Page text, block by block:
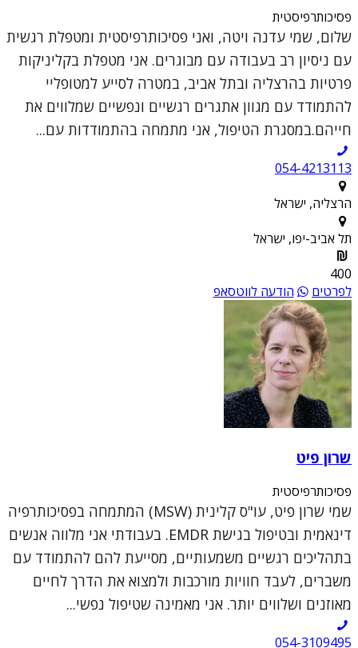
פסיכותרפיסטית
שלום, שמי עדנה ויטה, ואני פסיכותרפיסטית ומטפלת רגשית
עם ניסיון רב בעבודה עם מבוגרים. אני מטפלת בקליניקות
פרטיות בהרצליה ובתל אביב, במטרה לסייע למטופליי
להתמודד עם מגוון אתגרים רגשיים ונפשיים שמלווים את
חייהם.במסגרת הטיפול, אני מתמחה בהתמודדות עם...
054-4213113
הרצליה, ישראל
תל אביב-יפו, ישראל
400
לפרטים
הודעה לווטסאפ
שרון פיט
פסיכותרפיסטית
שמי שרון פיט, עו"ס קלינית (MSW) המתמחה בפסיכותרפיה
דינאמית ובטיפול בגישת EMDR. בעבודתי אני מלווה אנשים
בתהליכים רגשיים משמעותיים, מסייעת להם להתמודד עם
משברים, לעבד חוויות מורכבות ולמצוא את הדרך לחיים
מאוזנים ושלווים יותר. אני מאמינה שטיפול נפשי...
054-3109495